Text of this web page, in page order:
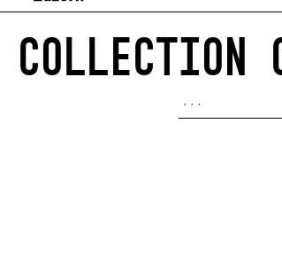
COLLECTION